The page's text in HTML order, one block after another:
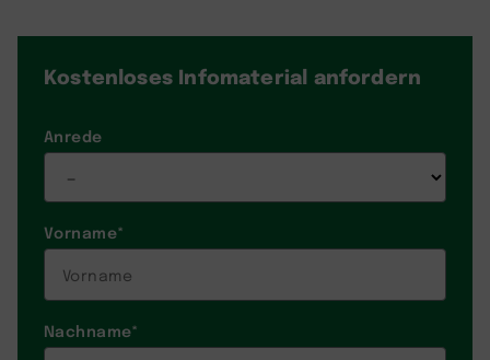
Kostenloses Infomaterial anfordern
Anrede
Vorname*
Nachname*